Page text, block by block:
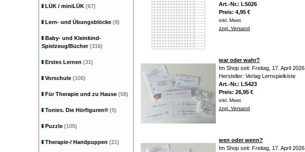
Art.-Nr.: LS026
Preis: 4,95 €
inkl. Mwst
zzgl. Versand
war oder wahr?
Im Shop seit: Freitag, 17. April 2026
Hersteller: Verlag Lernspielkiste
Art.-Nr.: LS423
Preis: 26,95 €
inkl. Mwst
zzgl. Versand
wen oder wenn?
Im Shop seit: Freitag, 17. April 2026
LÜK / miniLÜK (67)
Lern- und Übungsblöcke (9)
Baby- und Kleinkind-
Spielzeug/Bücher(316)
Erstes Lernen (31)
Vorschule (100)
Für Therapie und zu Hause (58)
Tonies. Die Hörfiguren® (5)
Puzzle (105)
Therapie-/ Handpuppen (21)